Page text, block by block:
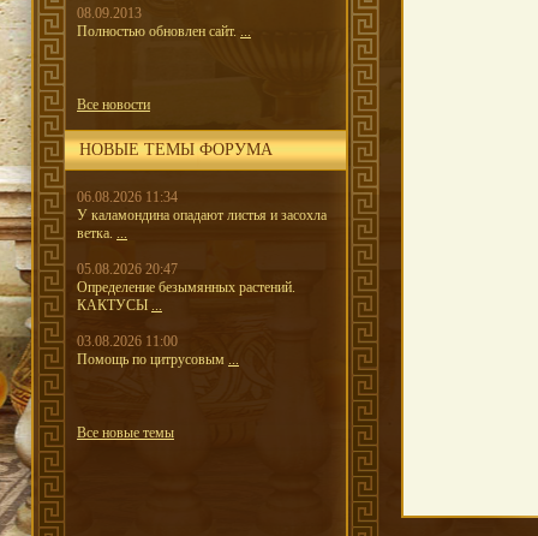
08.09.2013
Полностью обновлен сайт. ...
Все новости
НОВЫЕ ТЕМЫ ФОРУМА
06.08.2026 11:34
У каламондина опадают листья и засохла
ветка. ...
05.08.2026 20:47
Определение безымянных растений.
КАКТУСЫ ...
03.08.2026 11:00
Помощь по цитрусовым ...
Все новые темы